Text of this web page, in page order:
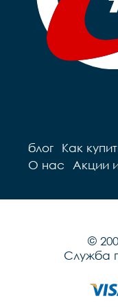
сталь
Вес		9.7
блог Как
О нас
Акции
©
Служба